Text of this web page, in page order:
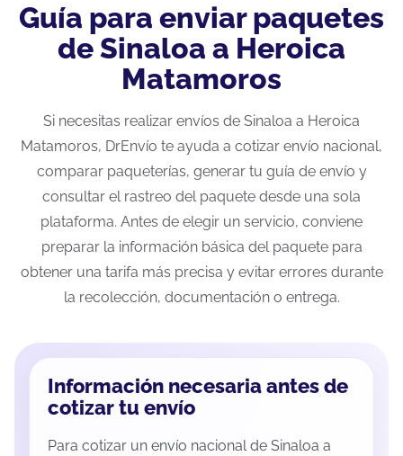
Guía para enviar paquetes
de Sinaloa a Heroica
Matamoros
Si necesitas realizar envíos de Sinaloa a Heroica
Matamoros, DrEnvío te ayuda a cotizar envío nacional,
comparar paqueterías, generar tu guía de envío y
consultar el rastreo del paquete desde una sola
plataforma. Antes de elegir un servicio, conviene
preparar la información básica del paquete para
obtener una tarifa más precisa y evitar errores durante
la recolección, documentación o entrega.
Información necesaria antes de
cotizar tu envío
Para cotizar un envío nacional de Sinaloa a